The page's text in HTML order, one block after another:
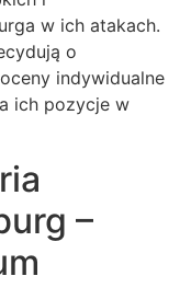
w ich atakach.
o
indywidualne
ich pozycje w
–